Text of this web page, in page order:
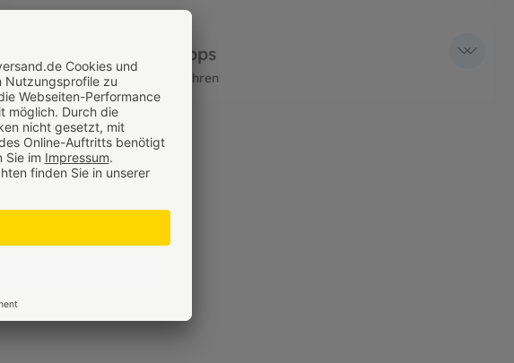
Wissenswertes & Tipps
Klicke hier um mehr zu erfahren